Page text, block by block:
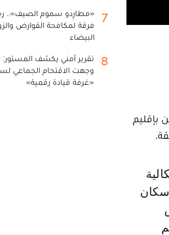
بإقليم
تواجه فلاحي وسكان
7
«مطارِدو سموم الصيف»..
فرقة لمكافحة القوارض
البيضاء
8
تقرير أمني يكشف المستور:
وجهت الاقتحام الجماعي
«غرفة قيادة رقمية»